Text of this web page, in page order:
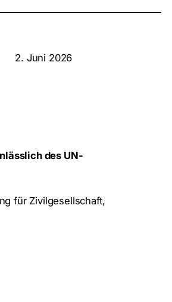
2. Juni 2026
des UN-
für Zivilgesellschaft,